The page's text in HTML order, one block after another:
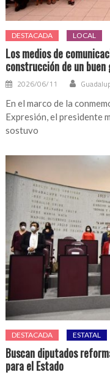
DESTACADA LOCAL
Los medios de
construcción de un
2026/06/11
En el marco de la
Expresión, el presidente
sostuvo
DESTACADA ESTATAL
Buscan diputados
para el Estado